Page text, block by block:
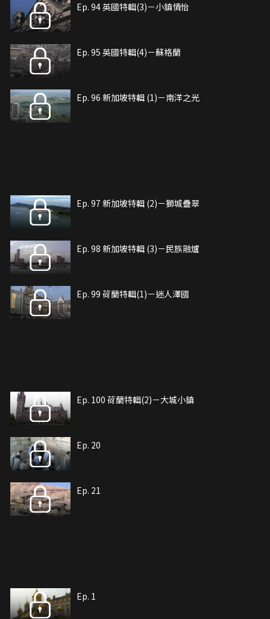
Ep. 94 英國特輯(3)－小鎮情怡
Ep. 95 英國特輯(4)－蘇格蘭
Ep. 96 新加坡特輯 (1)－南洋之光
Ep. 97 新加坡特輯 (2)－獅城疊翠
Ep. 98 新加坡特輯 (3)－民族融爐
Ep. 99 荷蘭特輯(1)－迷人澤國
Ep. 100 荷蘭特輯(2)－大城小鎮
Ep. 20
Ep. 21
Ep. 1